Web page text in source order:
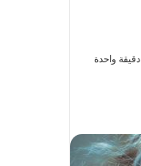
دقيقة واحدة